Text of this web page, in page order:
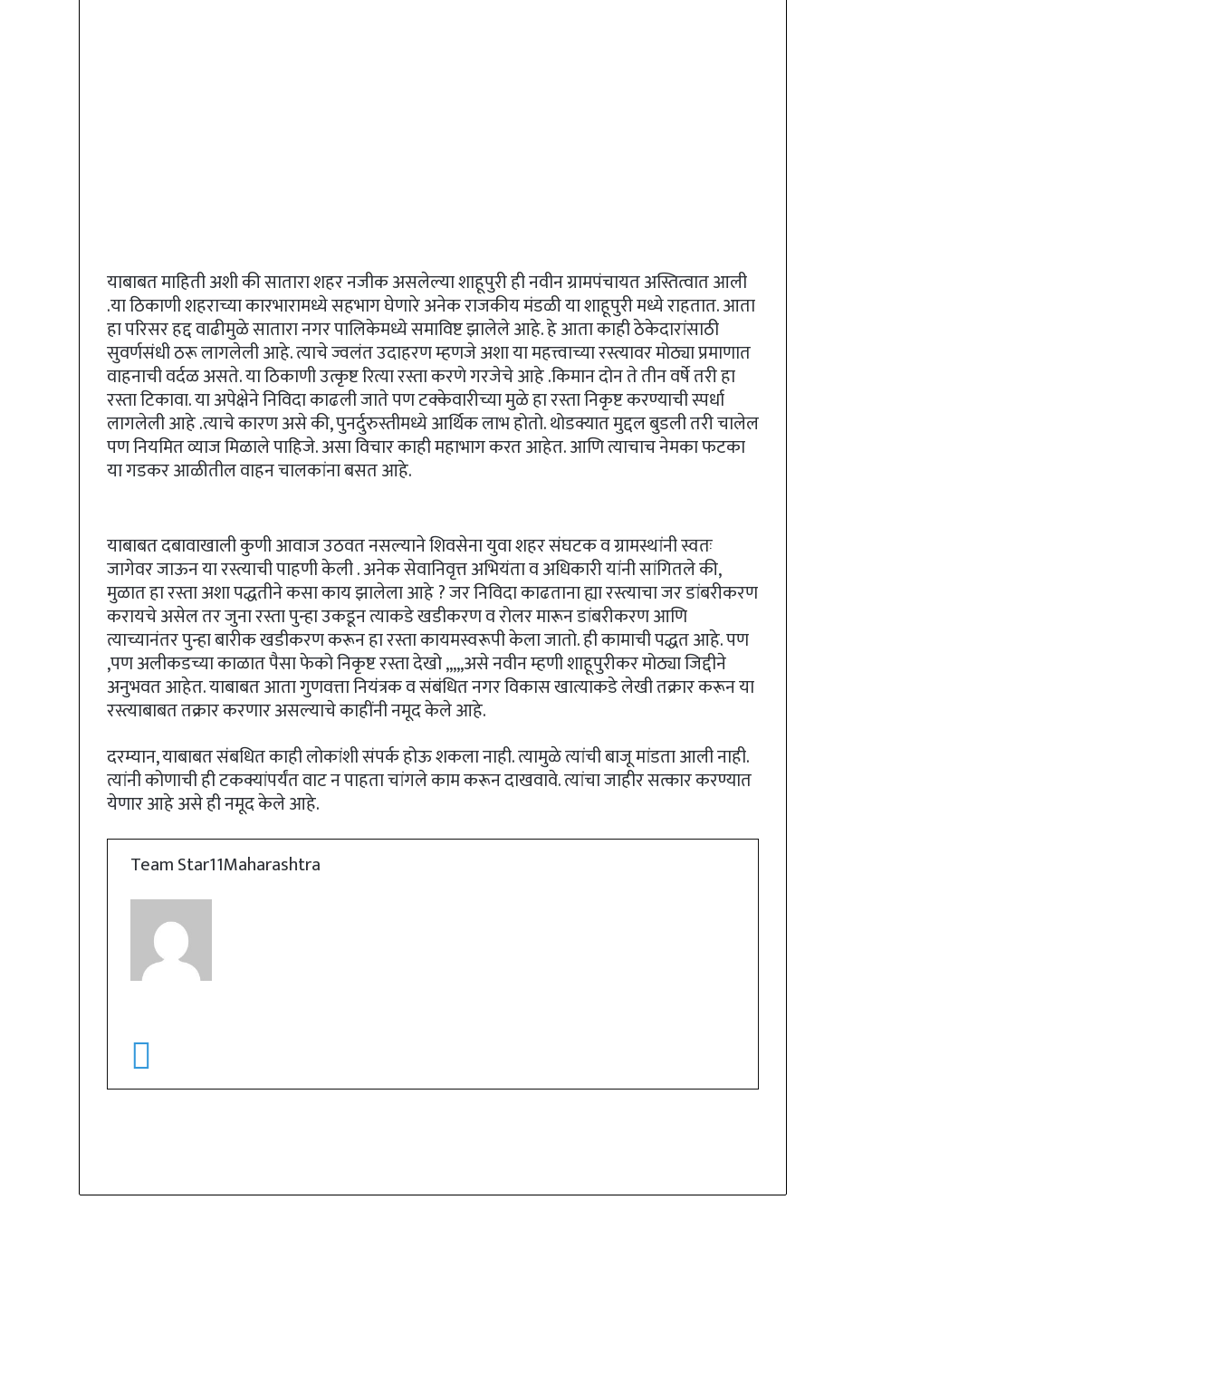
याबाबत माहिती अशी की सातारा शहर नजीक असलेल्या शाहूपुरी ही नवीन ग्रामपंचायत अस्तित्वात आली
.या ठिकाणी शहराच्या कारभारामध्ये सहभाग घेणारे अनेक राजकीय मंडळी या शाहूपुरी मध्ये राहतात. आता
हा परिसर हद्द वाढीमुळे सातारा नगर पालिकेमध्ये समाविष्ट झालेले आहे. हे आता काही ठेकेदारांसाठी
सुवर्णसंधी ठरू लागलेली आहे. त्याचे ज्वलंत उदाहरण म्हणजे अशा या महत्त्वाच्या रस्त्यावर मोठ्या प्रमाणात
वाहनाची वर्दळ असते. या ठिकाणी उत्कृष्ट रित्या रस्ता करणे गरजेचे आहे .किमान दोन ते तीन वर्षे तरी हा
रस्ता टिकावा. या अपेक्षेने निविदा काढली जाते पण टक्केवारीच्या मुळे हा रस्ता निकृष्ट करण्याची स्पर्धा
लागलेली आहे .त्याचे कारण असे की, पुनर्दुरुस्तीमध्ये आर्थिक लाभ होतो. थोडक्यात मुद्दल बुडली तरी चालेल
पण नियमित व्याज मिळाले पाहिजे. असा विचार काही महाभाग करत आहेत. आणि त्याचाच नेमका फटका
या गडकर आळीतील वाहन चालकांना बसत आहे.
याबाबत दबावाखाली कुणी आवाज उठवत नसल्याने शिवसेना युवा शहर संघटक व ग्रामस्थांनी स्वतः
जागेवर जाऊन या रस्त्याची पाहणी केली . अनेक सेवानिवृत्त अभियंता व अधिकारी यांनी सांगितले की,
मुळात हा रस्ता अशा पद्धतीने कसा काय झालेला आहे ? जर निविदा काढताना ह्या रस्त्याचा जर डांबरीकरण
करायचे असेल तर जुना रस्ता पुन्हा उकडून त्याकडे खडीकरण व रोलर मारून डांबरीकरण आणि
त्याच्यानंतर पुन्हा बारीक खडीकरण करून हा रस्ता कायमस्वरूपी केला जातो. ही कामाची पद्धत आहे. पण
,पण अलीकडच्या काळात पैसा फेको निकृष्ट रस्ता देखो ,,,,,असे नवीन म्हणी शाहूपुरीकर मोठ्या जिद्दीने
अनुभवत आहेत. याबाबत आता गुणवत्ता नियंत्रक व संबंधित नगर विकास खात्याकडे लेखी तक्रार करून या
रस्त्याबाबत तक्रार करणार असल्याचे काहींनी नमूद केले आहे.
दरम्यान, याबाबत संबधित काही लोकांशी संपर्क होऊ शकला नाही. त्यामुळे त्यांची बाजू मांडता आली नाही.
त्यांनी कोणाची ही टकक्यांपर्यंत वाट न पाहता चांगले काम करून दाखवावे. त्यांचा जाहीर सत्कार करण्यात
येणार आहे असे ही नमूद केले आहे.
Team Star11Maharashtra